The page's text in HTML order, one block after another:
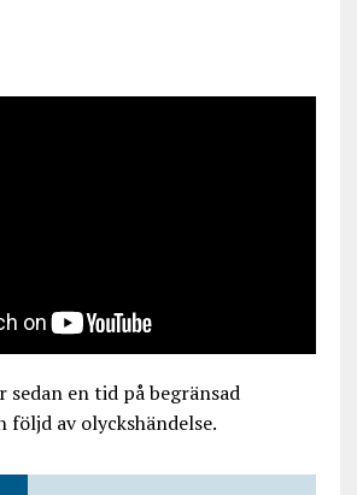
sedan en tid på begränsad
följd av olyckshändelse.